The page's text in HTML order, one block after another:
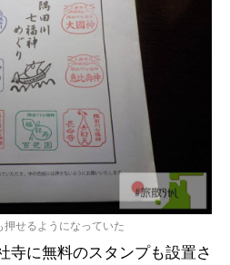
せるようになっていた
寺に無料のスタンプも設置さ